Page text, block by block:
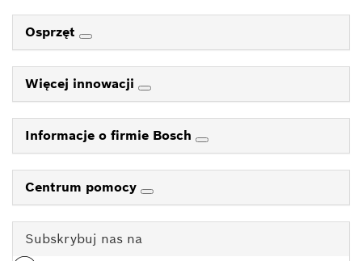
Osprzęt
Więcej innowacji
Informacje o firmie Bosch
Centrum pomocy
Subskrybuj nas na